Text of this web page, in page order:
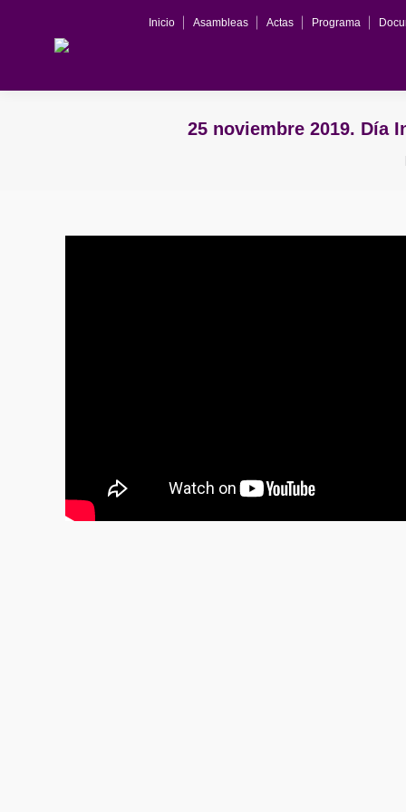
Inicio Asambleas Actas Programa
25 noviembre 2019. Día
Inicio Asambleas Actas Programa